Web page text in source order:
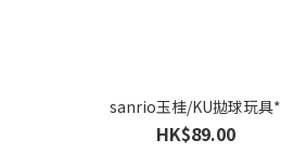
sanrio玉桂/KU拋球玩具*
HK$89.00